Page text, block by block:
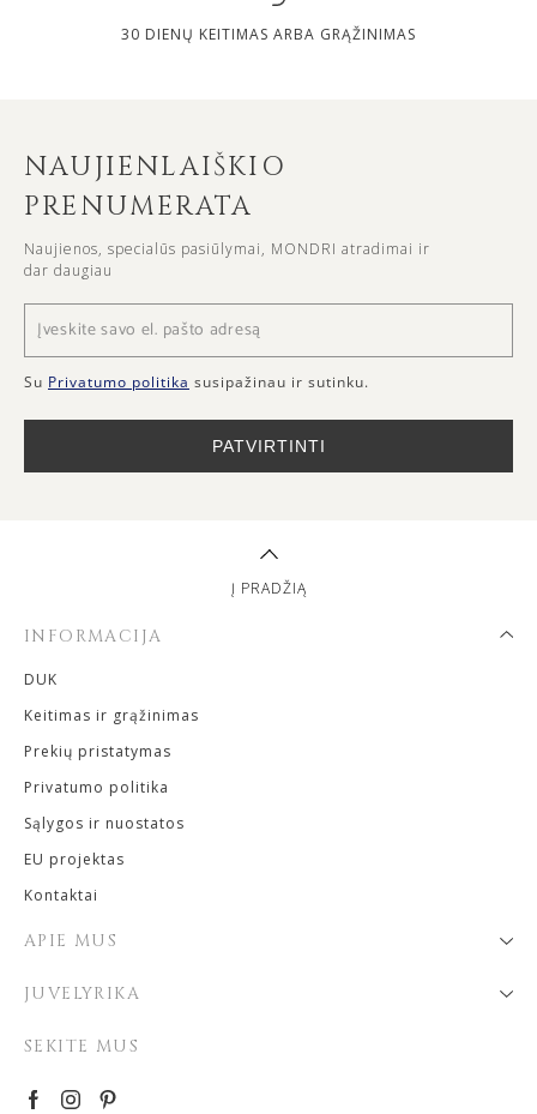
30 DIENŲ KEITIMAS ARBA GRĄŽINIMAS
NAUJIENLAIŠKIO
PRENUMERATA
Naujienos, specialūs pasiūlymai, MONDRI atradimai ir
dar daugiau
Su Privatumo politika susipažinau ir sutinku.
PATVIRTINTI
INFORMACIJA
DUK
Keitimas ir grąžinimas
Prekių pristatymas
Privatumo politika
Sąlygos ir nuostatos
EU projektas
Kontaktai
APIE MUS
JUVELYRIKA
SEKITE MUS
Į PRADŽIĄ